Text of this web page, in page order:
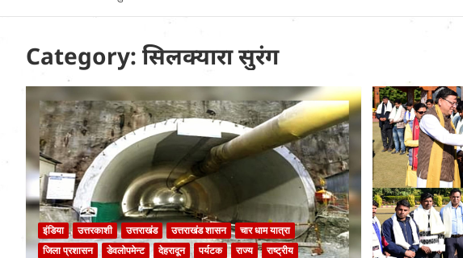
Uttarakhand News in
Hindi
Category: सिलक्यारा सुरंग
इंडिया उत्तरकाशी उत्तराखंड उत्तराखंड शासन
चार धाम यात्रा
जिला प्रशासन
डेवलोपमेन्ट देहरादून पर्यटक राज्य
राष्ट्रीय